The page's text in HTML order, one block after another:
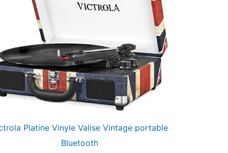
Platine Vinyle Valise Vintage portable
Bluetooth